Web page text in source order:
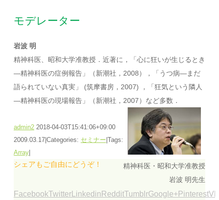
モデレーター
岩波 明
精神科医、昭和大学准教授．近著に，「心に狂いが生じるとき
―精神科医の症例報告」（新潮社，2008），「うつ病―まだ
語られていない真実」 (筑摩書房，2007) ，「狂気という隣人
―精神科医の現場報告」（新潮社，2007）など多数．
精神科医・昭和大学准教授
岩波 明先生
admin2 2018-04-03T15:41:06+09:00
2009.03.17 Categories: セミナー Tags:
Array
シェアもご自由にどうぞ！
FacebookTwitter Linkedin RedditTumblrGoogle+PinterestVk